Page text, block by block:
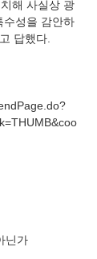
해 사실상 광
수성을 감안하